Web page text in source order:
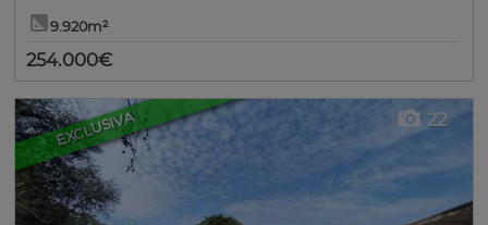
9.920m²
254.000€
EXCLUSIVA 22